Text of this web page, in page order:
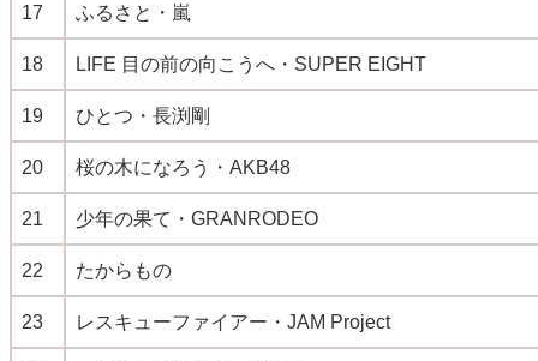
17 ふるさと・嵐
18 LIFE 目の前の向こうへ・SUPER EIGHT
19 ひとつ・長渕剛
20 桜の木になろう・AKB48
21 少年の果て・GRANRODEO
22 たからもの
23 レスキューファイアー・JAM Project